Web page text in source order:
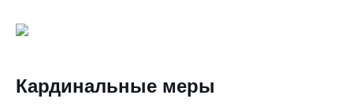
Кардинальные меры